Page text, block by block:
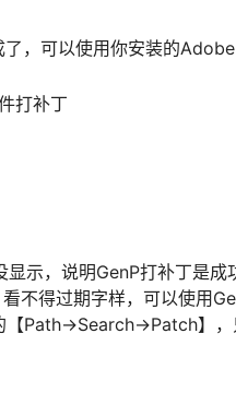
，可以使用你安装的
打补丁
示，说明GenP打补丁是
不得过期字样，可以使用
Path->Search->Patch】